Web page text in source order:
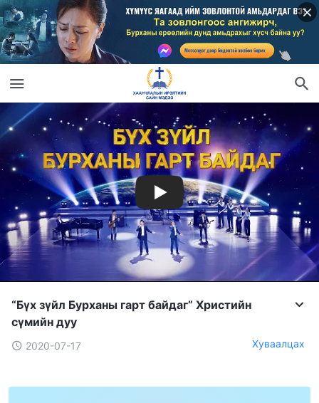
“Бүх зүйл Бурханы гарт байдаг” Христийн
сүмийн дуу
2020-07-17 Хуваалцах